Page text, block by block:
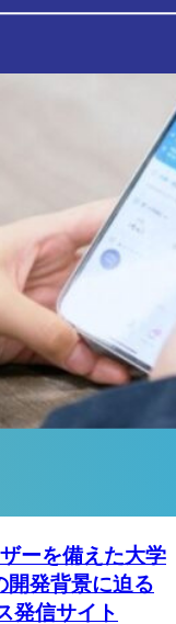
ーを備えた大学
発背景に迫る
発信サイト